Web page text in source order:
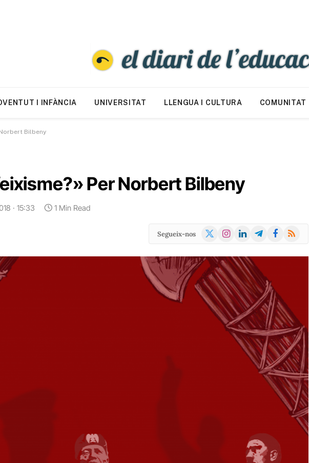
I INFÀNCIA UNIVERSITAT LLENGUA I CULTURA COMUNITAT
Bilbeny
Per Norbert Bilbeny
· 15:33 1 Min Read
Segueix-nos
X
Instagram
LinkedInTelegramFacebook
RSS